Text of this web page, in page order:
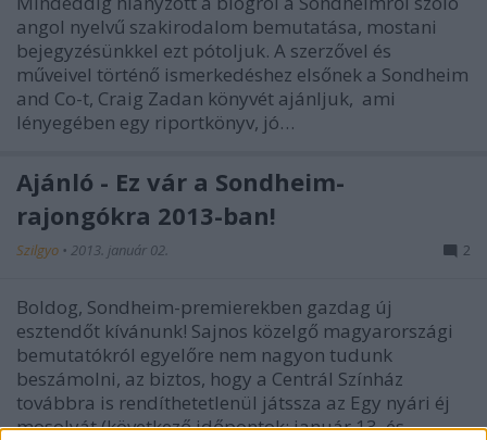
angol nyelvű szakirodalom bemutatása, mostani
bejegyzésünkkel ezt pótoljuk. A szerzővel és
műveivel történő ismerkedéshez elsőnek a Sondheim
and Co-t, Craig Zadan könyvét ajánljuk, ami
lényegében egy riportkönyv, jó…
Ajánló - Ez vár a Sondheim-
rajongókra 2013-ban!
Szilgyo • 2013. január 02. 2
Boldog, Sondheim-premierekben gazdag új
esztendőt kívánunk! Sajnos közelgő magyarországi
bemutatókról egyelőre nem nagyon tudunk
beszámolni, az biztos, hogy a Centrál Színház
továbbra is rendíthetetlenül játssza az Egy nyári éj
mosolyát (következő időpontok: január 13. és…